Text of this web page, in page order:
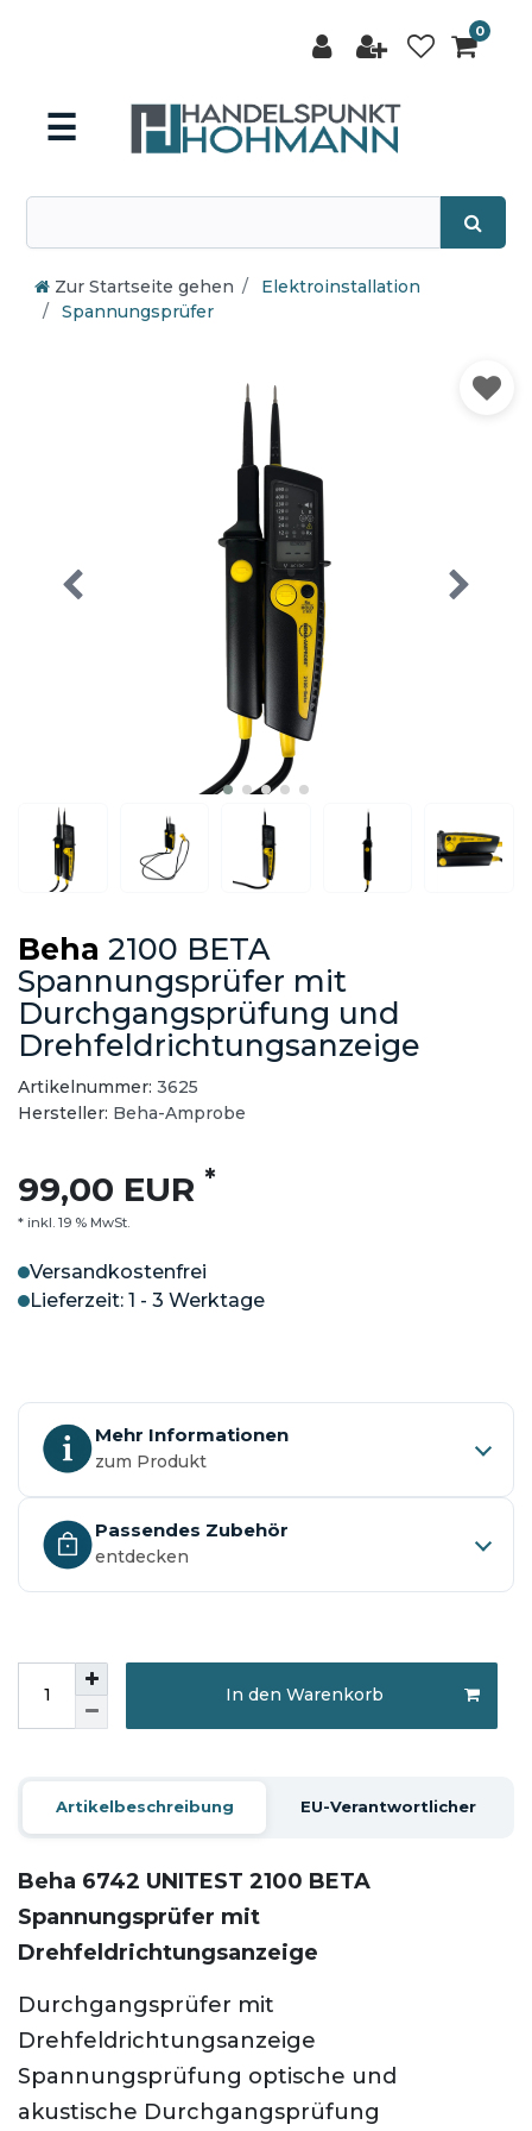
0
☰
Zur Startseite gehen
Elektroinstallation
Spannungsprüfer
Beha 2100 BETA
Spannungsprüfer mit
Durchgangsprüfung und
Drehfeldrichtungsanzeige
Artikelnummer: 3625
Hersteller: Beha-Amprobe
99,00 EUR *
* inkl. 19 % MwSt.
Versandkostenfrei
Lieferzeit: 1 - 3 Werktage
Mehr Informationen
zum Produkt
Passendes Zubehör
entdecken
In den Warenkorb
Artikelbeschreibung EU-Verantwortlicher
Beha 6742 UNITEST 2100 BETA
Spannungsprüfer mit
Drehfeldrichtungsanzeige
Durchgangsprüfer mit
Drehfeldrichtungsanzeige
Spannungsprüfung optische und
akustische Durchgangsprüfung